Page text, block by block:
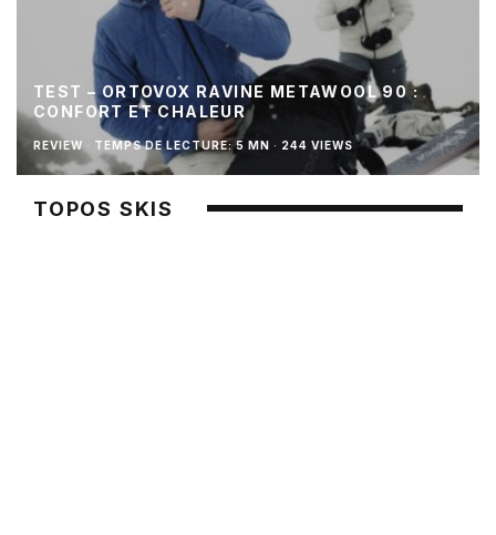
TEST – ORTOVOX RAVINE METAWOOL 90 :
CONFORT ET CHALEUR
REVIEW · TEMPS DE LECTURE: 5 MN · 244 VIEWS
TOPOS SKIS